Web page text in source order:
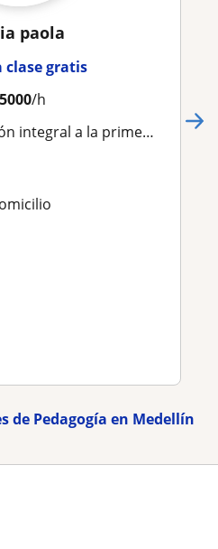
paola
clase gratis
5000/h
a la primera infancia
de Pedagogía en Medellín